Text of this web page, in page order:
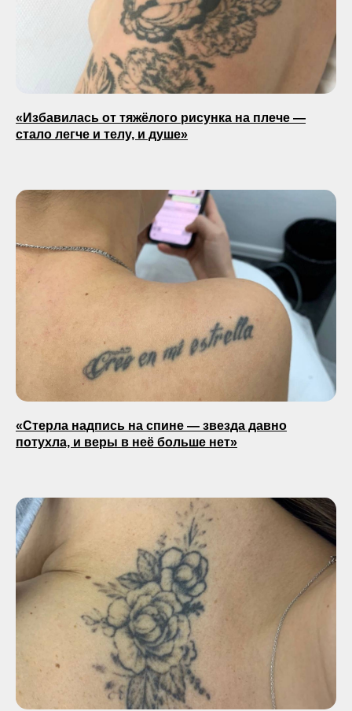
«Избавилась от тяжёлого рисунка на плече —
стало легче и телу, и душе»
«Стерла надпись на спине — звезда давно
потухла, и веры в неё больше нет»